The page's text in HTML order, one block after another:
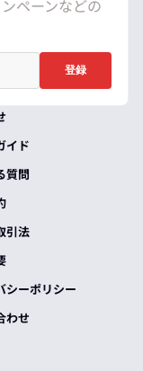
ペーンなどの
登録
イド
質問
引法
シーポリシー
わせ